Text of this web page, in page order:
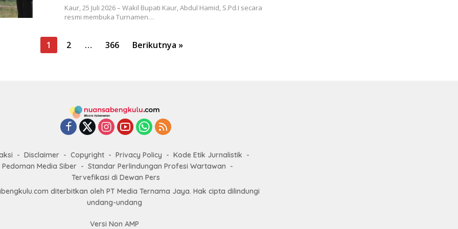
Kaur, 25 Juli 2026 – Wakil Bupati Kaur, Abdul Hamid, S.Pd.I secara
resmi membuka Turnamen…
1 2 … 366 Berikutnya »
Disclaimer Copyright Privacy Policy
Kode Etik Jurnalistik
Pedoman Media Siber
Standar Perlindungan Profesi Wartawan
Tervefikasi di Dewan Pers
diterbitkan oleh PT Media Ternama Jaya. Hak cipta dilindungi
undang-undang
Versi Non AMP